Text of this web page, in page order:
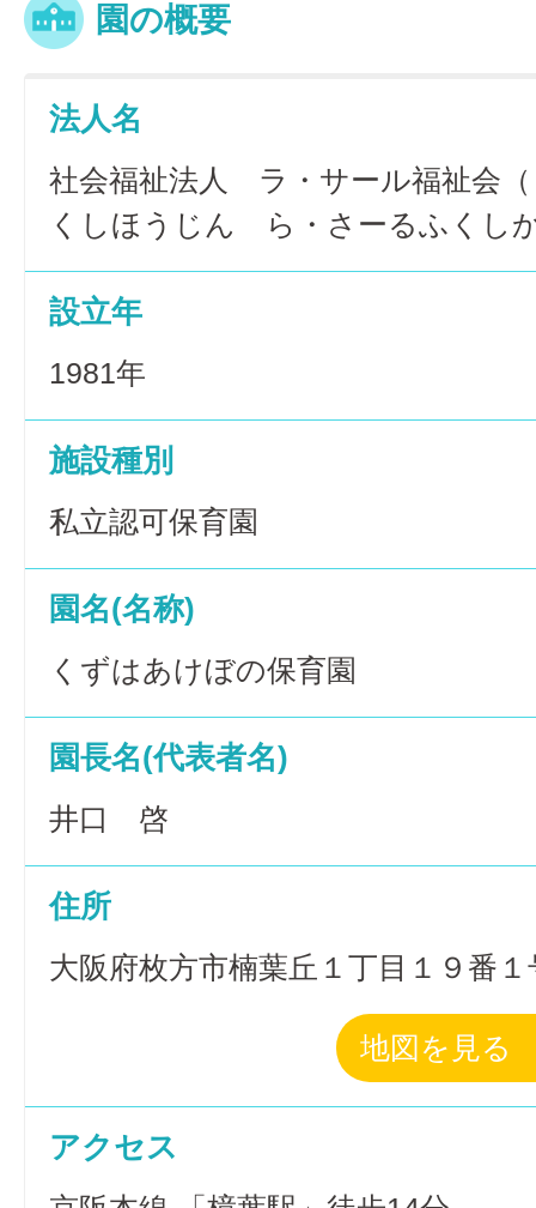
園の概要
法人名
社会福祉法人 ラ・サール福祉会
くしほうじん ら・さーるふくし
設立年
1981年
施設種別
私立認可保育園
園名(名称)
くずはあけぼの保育園
園長名(代表者名)
井口 啓
住所
大阪府枚方市楠葉丘１丁目１９番１
地図を見る
アクセス